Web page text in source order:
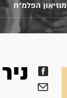
מוזיאון הפלמ"ח
ניר